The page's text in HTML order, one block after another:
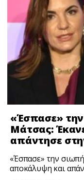
«Έσπασε»
Μάτσας:
απάντησε
«Έσπασε» την
αποκάλυψη και